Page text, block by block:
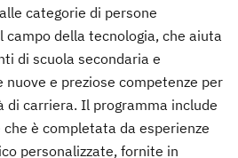
categorie di persone
della tecnologia, che aiuta
di scuola secondaria e
e preziose competenze per
di carriera. Il programma include
è completata da esperienze
personalizzate, fornite in